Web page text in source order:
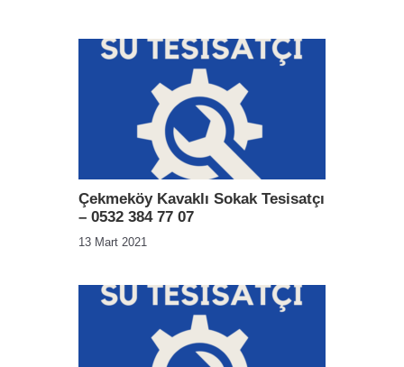
Çekmeköy Kavaklı Sokak Tesisatçı
– 0532 384 77 07
13 Mart 2021